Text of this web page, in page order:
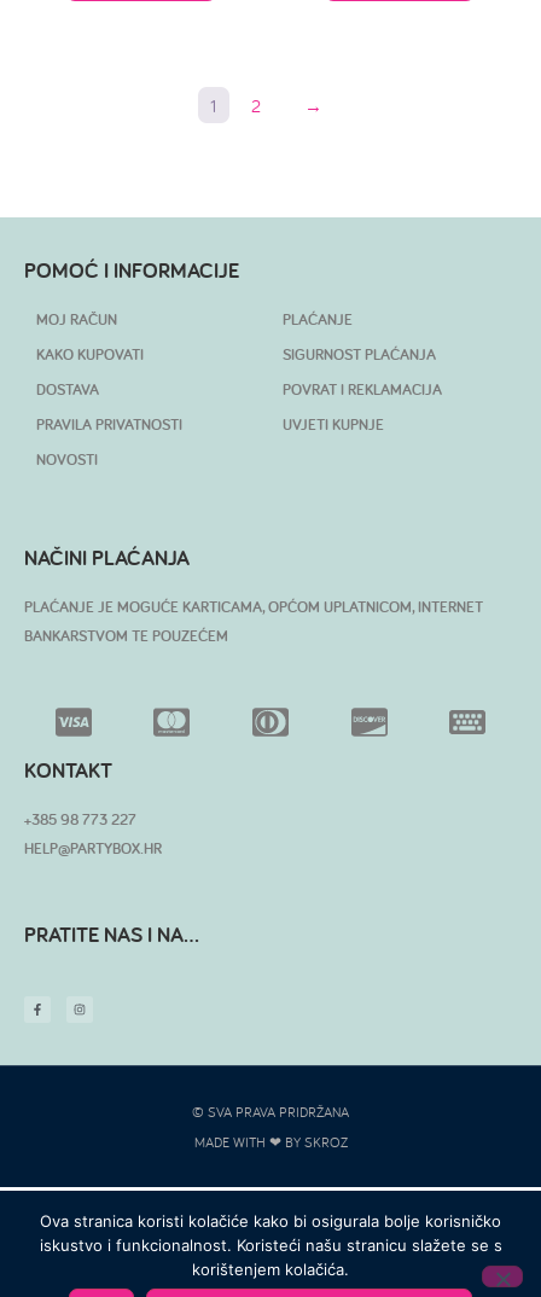
1 2 →
POMOĆ I INFORMACIJE
MOJ RAČUN
KAKO KUPOVATI
DOSTAVA
PRAVILA PRIVATNOSTI
NOVOSTI
PLAĆANJE
SIGURNOST PLAĆANJA
POVRAT I REKLAMACIJA
UVJETI KUPNJE
NAČINI PLAĆANJA
PLAĆANJE JE MOGUĆE KARTICAMA, OPĆOM UPLATNICOM, INTERNET
BANKARSTVOM TE POUZEĆEM
KONTAKT
+385 98 773 227
HELP@PARTYBOX.HR
PRATITE NAS I NA...
© SVA PRAVA PRIDRŽANA
MADE WITH ❤ BY SKROZ
Ova stranica koristi kolačiće kako bi osigurala bolje korisničko
iskustvo i funkcionalnost. Koristeći našu stranicu slažete se s
korištenjem kolačića.